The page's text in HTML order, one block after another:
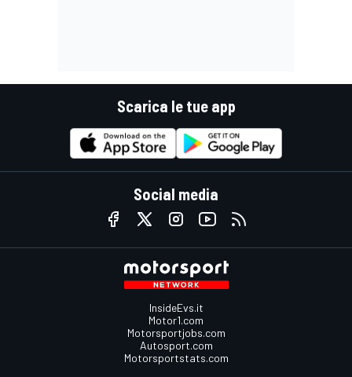
Scarica le tue app
Social media
InsideEvs.it
Motor1.com
Motorsportjobs.com
Autosport.com
Motorsportstats.com